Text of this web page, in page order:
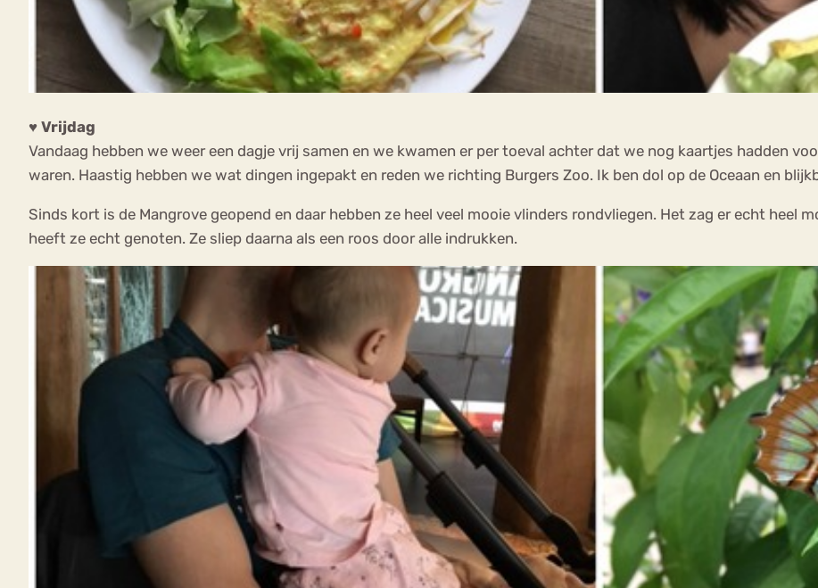
♥ Vrijdag
Vandaag hebben we weer een dagje vrij samen en we kwamen er per toeval achter dat we nog kaartjes hadden
waren. Haastig hebben we wat dingen ingepakt en reden we richting Burgers Zoo. Ik ben dol op de Oceaan en
Sinds kort is de Mangrove geopend en daar hebben ze heel veel mooie vlinders rondvliegen. Het zag er echt heel
heeft ze echt genoten. Ze sliep daarna als een roos door alle indrukken.